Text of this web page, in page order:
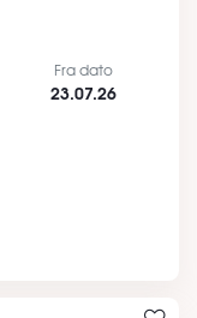
Fra dato
23.07.26